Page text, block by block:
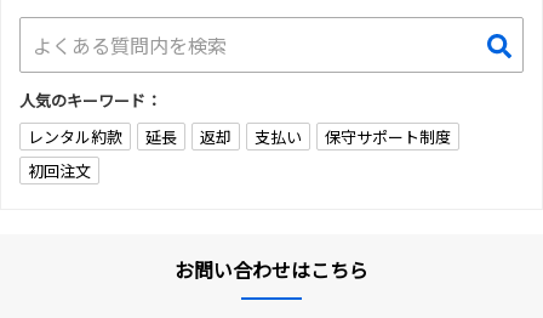
人気のキーワード：
レンタル約款
延長 返却 支払い
保守サポート制度
初回注文
お問い合わせはこちら